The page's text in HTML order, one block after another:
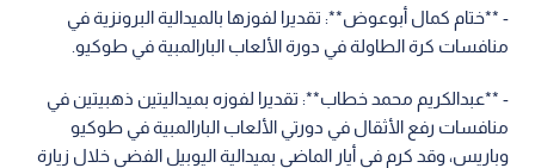
- **ختام كمال أبوعوض**: تقديرا لفوزها بالميدالية البرونزية في
منافسات كرة الطاولة في دورة الألعاب البارالمبية في طوكيو.
- **عبدالكريم محمد خطاب**: تقديرا لفوزه بميداليتين ذهبيتين في
منافسات رفع الأثقال في دورتي الألعاب البارالمبية في طوكيو
وباريس، وقد كرم في أيار الماضي بميدالية اليوبيل الفضي خلال زيارة